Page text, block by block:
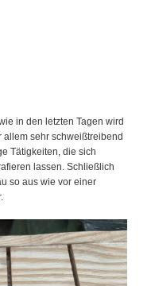
in den letzten Tagen wird
allem sehr schweißtreibend
Tätigkeiten, die sich
lassen. Schließlich
so aus wie vor einer